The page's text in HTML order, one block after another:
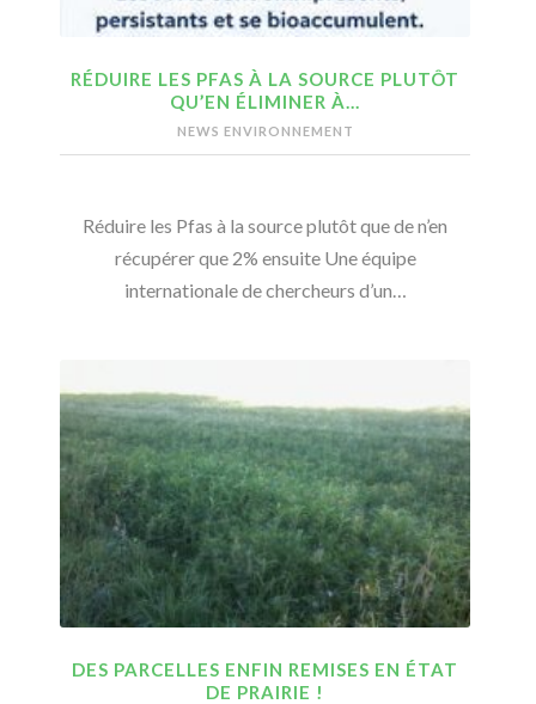
RÉDUIRE LES PFAS À LA SOURCE PLUTÔT
QU’EN ÉLIMINER À…
NEWS ENVIRONNEMENT
Réduire les Pfas à la source plutôt que de n’en
récupérer que 2% ensuite Une équipe
internationale de chercheurs d’un…
DES PARCELLES ENFIN REMISES EN ÉTAT
DE PRAIRIE !